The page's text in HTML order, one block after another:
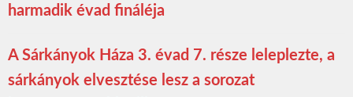
harmadik évad fináléja
A Sárkányok Háza 3. évad 7. része leleplezte, a
sárkányok elvesztése lesz a sorozat